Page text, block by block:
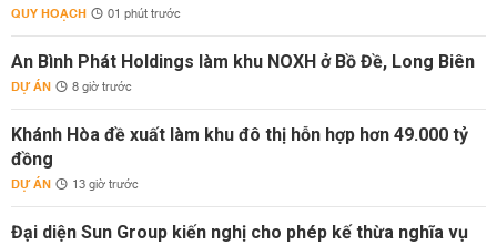
QUY HOẠCH 01 phút trước
An Bình Phát Holdings làm khu NOXH ở Bồ Đề, Long Biên
DỰ ÁN 8 giờ trước
Khánh Hòa đề xuất làm khu đô thị hỗn hợp hơn 49.000 tỷ
đồng
DỰ ÁN 13 giờ trước
Đại diện Sun Group kiến nghị cho phép kế thừa nghĩa vụ